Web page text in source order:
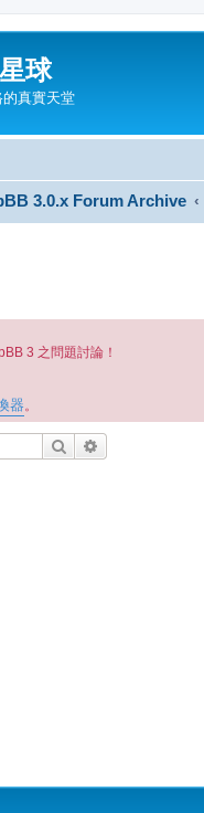
球
的真實天堂
3.0.x Forum Archive
3 之問題討論！
器。
搜尋